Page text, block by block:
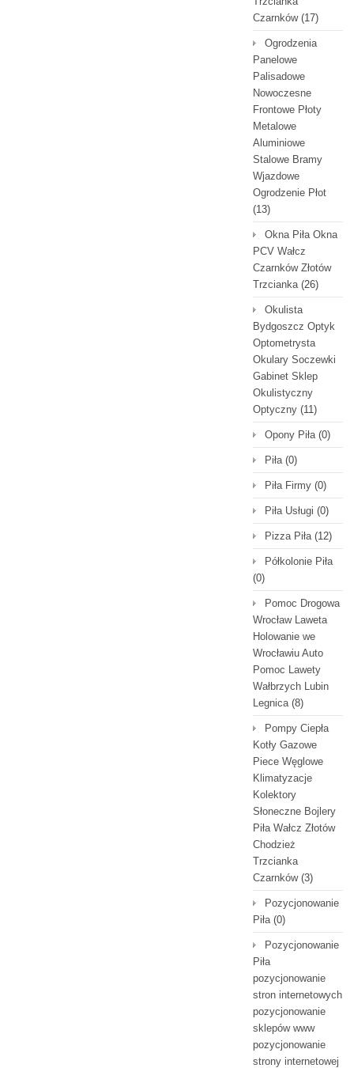
Czarnków(17)
Ogrodzenia
Panelowe
Palisadowe
Nowoczesne
Frontowe Płoty
Metalowe
Aluminiowe
Stalowe Bramy
Wjazdowe
Ogrodzenie Płot
(13)
Okna Piła Okna
PCV Wałcz
Czarnków Złotów
Trzcianka(26)
Okulista
Bydgoszcz Optyk
Optometrysta
Okulary Soczewki
Gabinet Sklep
Okulistyczny
Optyczny (11)
Opony Piła(0)
Piła(0)
Piła Firmy (0)
Piła Usługi (0)
Pizza Piła(12)
Półkolonie Piła
(0)
Pomoc Drogowa
Wrocław Laweta
Holowanie we
Wrocławiu Auto
Pomoc Lawety
Wałbrzych Lubin
Legnica(8)
Pompy Ciepła
Kotły Gazowe
Piece Węglowe
Klimatyzacje
Kolektory
Słoneczne Bojlery
Piła Wałcz Złotów
Chodzież
Trzcianka
Czarnków(3)
Pozycjonowanie
Piła(0)
Pozycjonowanie
Piła
pozycjonowanie
stron internetowych
pozycjonowanie
sklepów www
pozycjonowanie
strony internetowej